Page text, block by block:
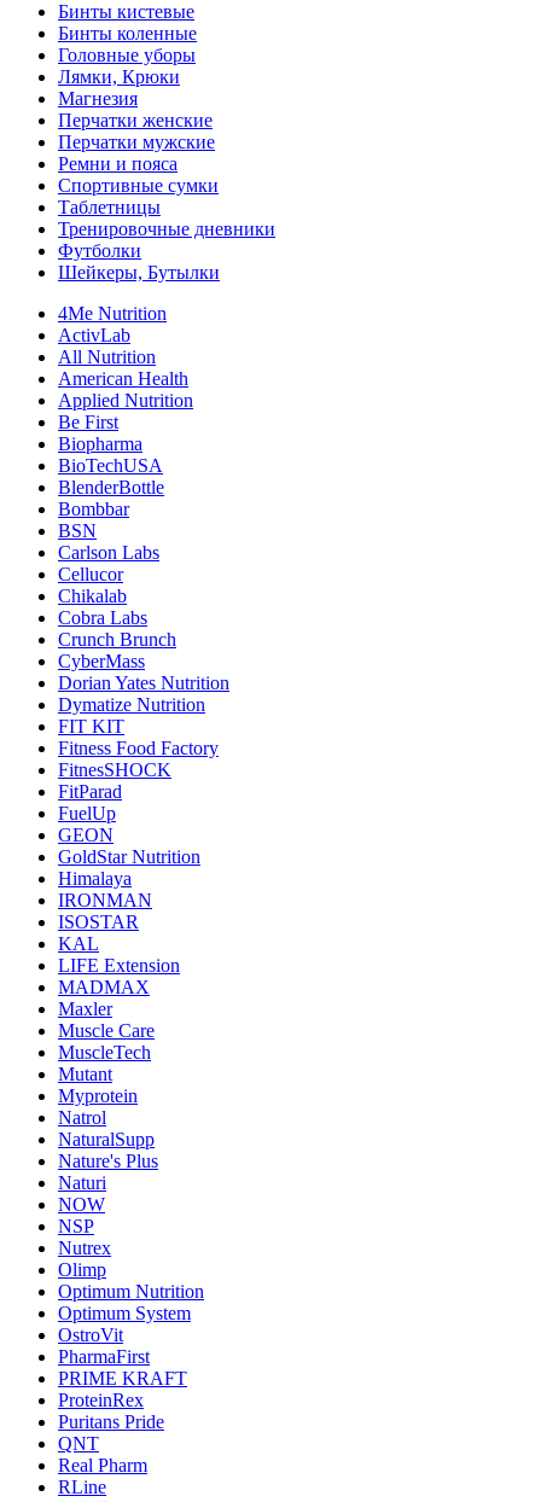
Бинты кистевые
Бинты коленные
Головные уборы
Лямки, Крюки
Магнезия
Перчатки женские
Перчатки мужские
Ремни и пояса
Спортивные сумки
Таблетницы
Тренировочные дневники
Футболки
Шейкеры, Бутылки
4Me Nutrition
ActivLab
All Nutrition
American Health
Applied Nutrition
Be First
Biopharma
BioTechUSA
BlenderBottle
Bombbar
BSN
Carlson Labs
Cellucor
Chikalab
Cobra Labs
Crunch Brunch
CyberMass
Dorian Yates Nutrition
Dymatize Nutrition
FIT KIT
Fitness Food Factory
FitnesSHOCK
FitParad
FuelUp
GEON
GoldStar Nutrition
Himalaya
IRONMAN
ISOSTAR
KAL
LIFE Extension
MADMAX
Maxler
Muscle Care
MuscleTech
Mutant
Myprotein
Natrol
NaturalSupp
Nature's Plus
Naturi
NOW
NSP
Nutrex
Olimp
Optimum Nutrition
Optimum System
OstroVit
PharmaFirst
PRIME KRAFT
ProteinRex
Puritans Pride
QNT
Real Pharm
RLine